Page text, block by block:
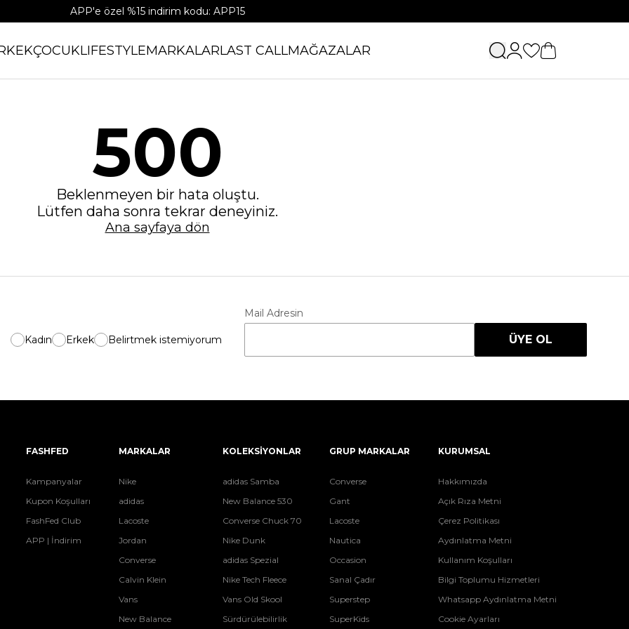
APP'e özel %15 indirim kodu: APP15
ÇOCUKLIFESTYLEMARKALARLAST CALLMAĞAZALAR
500
Beklenmeyen bir hata oluştu.
Lütfen daha sonra tekrar deneyiniz.
Ana sayfaya dön
Kadın Erkek Belirtmek istemiyorum
Mail Adresin
ÜYE OL
FASHFED
Kampanyalar
Kupon Koşulları
FashFed Club
APP | İndirim
MARKALAR
Nike
adidas
Lacoste
Jordan
Converse
Calvin Klein
Vans
New Balance
KOLEKSİYONLAR
adidas Samba
New Balance 530
Converse Chuck 70
Nike Dunk
adidas Spezial
Nike Tech Fleece
Vans Old Skool
Sürdürülebilirlik
GRUP MARKALAR
Converse
Gant
Lacoste
Nautica
Occasion
Sanal Çadır
Superstep
SuperKids
KURUMSAL
Hakkımızda
Açık Rıza Metni
Çerez Politikası
Aydınlatma Metni
Kullanım Koşulları
Bilgi Toplumu Hizmetleri
Whatsapp Aydınlatma Metni
Cookie Ayarları